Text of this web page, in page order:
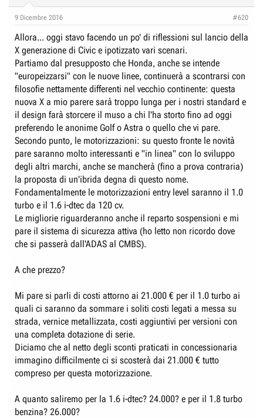
9 Dicembre 2016 #620
Allora... oggi stavo facendo un po' di riflessioni sul lancio della
X generazione di Civic e ipotizzato vari scenari.
Partiamo dal presupposto che Honda, anche se intende
"europeizzarsi" con le nuove linee, continuerà a scontrarsi con
filosofie nettamente differenti nel vecchio continente: questa
nuova X a mio parere sarà troppo lunga per i nostri standard e
il design farà storcere il muso a chi l'ha storto fino ad oggi
preferendo le anonime Golf o Astra o quello che vi pare.
Secondo punto, le motorizzazioni: su questo fronte le novità
pare saranno molto interessanti e "in linea" con lo sviluppo
degli altri marchi, anche se mancherà (fino a prova contraria)
la proposta di un'ibrida degna di questo nome.
Fondamentalmente le motorizzazioni entry level saranno il 1.0
turbo e il 1.6 i-dtec da 120 cv.
Le migliorie riguarderanno anche il reparto sospensioni e mi
pare il sistema di sicurezza attiva (ho letto non ricordo dove
che si passerà dall'ADAS al CMBS).
A che prezzo?
Mi pare si parli di costi attorno ai 21.000 € per il 1.0 turbo ai
quali ci saranno da sommare i soliti costi legati a messa su
strada, vernice metallizzata, costi aggiuntivi per versioni con
una completa dotazione di serie.
Diciamo che al netto degli sconti praticati in concessionaria
immagino difficilmente ci si scosterà dai 21.000 € tutto
compreso per questa motorizzazione.
A quanto saliremo per la 1.6 i-dtec? 24.000? e per il 1.8 turbo
benzina? 26.000?